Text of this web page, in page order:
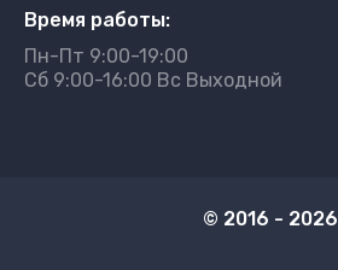
Время работы:
Пн-Пт 9:00-19:00
Сб 9:00-16:00 Вс Выходной
© 2016 - 2026